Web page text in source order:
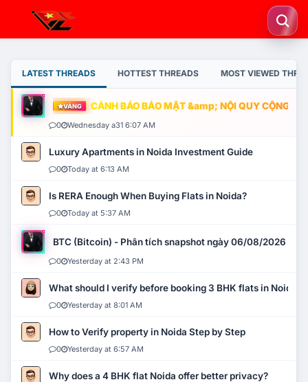
LATEST THREADS HOTTEST THREADS MOST VIEWED
VÀNG CẢNH BÁO BẢO MẬT &amp; NỘI QUY CỘNG
0 Wednesday a31 6:07 AM
Luxury Apartments in Noida Investment Guide
0 Today at 6:13 AM
Is RERA Enough When Buying Flats in Noida?
0 Today at 5:37 AM
BTC (Bitcoin) - Phân tích snapshot ngày 06/08/2026
0 Yesterday at 2:43 PM
What should I verify before booking 3 BHK flats in Noida?
0 Yesterday at 8:01 AM
How to Verify property in Noida Step by Step
0 Yesterday at 6:57 AM
Why does a 4 BHK flat Noida offer better privacy?